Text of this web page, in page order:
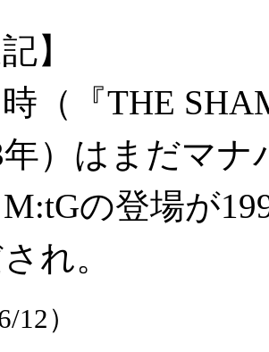
】
（『THE
年）はまだマ
の登場が
れ。
12）